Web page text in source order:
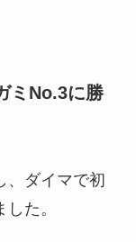
ミNo.3に勝
、ダイマで初
た。